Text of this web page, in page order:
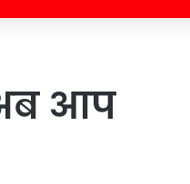
आप